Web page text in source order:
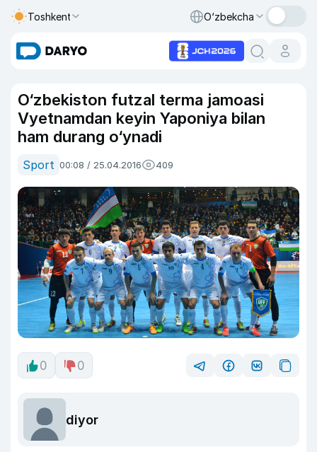
Toshkent O‘zbekcha
O‘zbekiston futzal terma jamoasi
Vyetnamdan keyin Yaponiya bilan
ham durang o‘ynadi
Sport 00:08 / 25.04.2016 409
0 0
diyor